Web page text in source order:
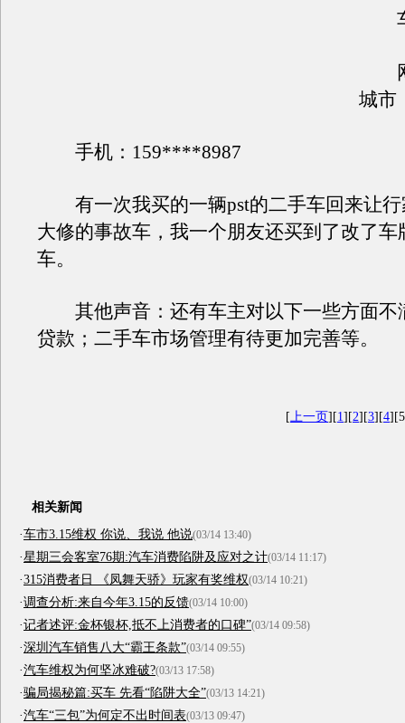
车
网
城市
手机：159****8987
有一次我买的一辆pst的二手车回来让行
大修的事故车，我一个朋友还买到了改了车
车。
其他声音：还有车主对以下一些方面不
贷款；二手车市场管理有待更加完善等
[上一页][1][2][3][4
相关新闻
·车市3.15维权 你说、我说 他说(03/14 13:40)
·星期三会客室76期:汽车消费陷阱及应对之计(03/14 11:17)
·315消费者日 《凤舞天骄》玩家有奖维权(03/14 10:21)
·调查分析:来自今年3.15的反馈(03/14 10:00)
·记者述评:金杯银杯,抵不上消费者的口碑”(03/14 09:58)
·深圳汽车销售八大“霸王条款”(03/14 09:55)
·汽车维权为何坚冰难破?(03/13 17:58)
·骗局揭秘篇:买车 先看“陷阱大全”(03/13 14:21)
·汽车“三包”为何定不出时间表(03/13 09:47)